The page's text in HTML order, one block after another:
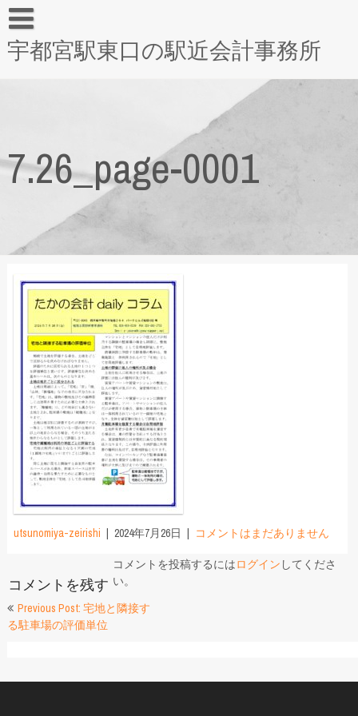
宇都宮駅東口の駅近会計事務所
7.26_page-0001
utsunomiya-zeirishi 2024年7月26日 コメントはまだありません
コメントを残す
コメントを投稿するにはログイン してくださ
い。
投
稿
ビ
Previous Post: 宅地と隣接す
る駐車場の評価単位